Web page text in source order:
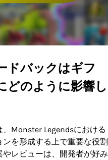
ドバックはギフ
どのように影響し
Monster Legendsにおける
を形成する上で重要な役割
レビューは、開発者が好み